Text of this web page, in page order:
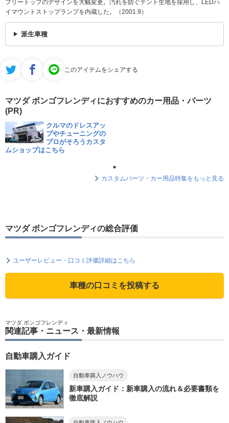
フリートップのデザインを大幅変更。汚れを防ぐテント生地を採用し、LEDハ
イマウントストップランプを内蔵した。（2001.9）
派生車種
このアイテムをシェアする
マツダ ボンゴフレンディにおすすめのカー用品・パーツ
(PR)
クルマのドレスアッ
プやチューニングの
プロがそろうカスタ
ムショップはこちら
カスタムパーツ・カー用品特集をもっと見る
マツダ ボンゴフレンディの総合評価
ユーザーレビュー・口コミ評価詳細はこちら
車種の口コミを投稿する
マツダ ボンゴフレンディ
関連記事・ニュース・最新情報
自動車購入ガイド
自動車購入ノウハウ
新車購入ガイド：新車購入の流れ＆必要書類を
徹底解説